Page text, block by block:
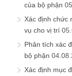
của bộ phận
Xác định chức
vụ cho vị trí
Phân tích xác
bộ phận
Xác định mục